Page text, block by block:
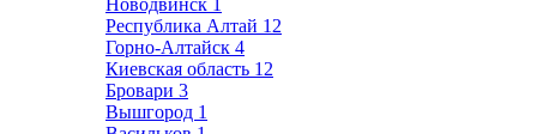
Новодвинск 1
Республика Алтай 12
Горно-Алтайск 4
Киевская область 12
Бровари 3
Вышгород 1